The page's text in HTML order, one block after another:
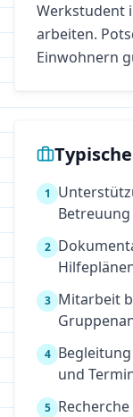
Werkstudent
arbeiten.
Einwohnern
1
2
3 Mitarbeit
4
und
5